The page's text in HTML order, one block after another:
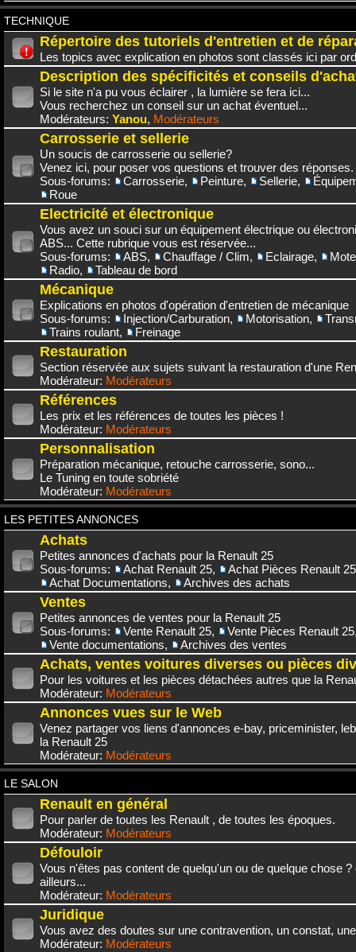
TECHNIQUE
Répertoire des tutoriels d'entretien et de
Les topics avec explication en photos sont classés ici par
Description des spécificités et conseils
Si le site n'a pu vous éclairer , la lumière se fera ici...
Vous recherchez un conseil sur un achat éventuel...
Modérateurs: Yanou, Modérateurs
Carrosserie et sellerie
Un soucis de carrosserie ou sellerie?
Venez ici, pour poser vos questions et trouver des réponses.
Sous-forums:
Carrosserie, Peinture, Sellerie,
Roue
Electricité et électronique
Vous avez un souci sur un équipement électrique ou
ABS... Cette rubrique vous est réservée...
Sous-forums:
ABS, Chauffage / Clim, Eclairage,
Radio, Tableau de bord
Mécanique
Explications en photos d'opération d'entretien de mécanique
Sous-forums:
Injection/Carburation, Motorisation,
Trains roulant, Freinage
Restauration
Section réservée aux sujets suivant la restauration d'une
Modérateur: Modérateurs
Références
Les prix et les références de toutes les pièces !
Modérateur: Modérateurs
Personnalisation
Préparation mécanique, retouche carrosserie, sono...
Le Tuning en toute sobriété
Modérateur: Modérateurs
LES PETITES ANNONCES
Achats
Petites annonces d'achats pour la Renault 25
Sous-forums:
Achat Renault 25,
Achat Pièces Renault 25
Achat Documentations, Archives des achats
Ventes
Petites annonces de ventes pour la Renault 25
Sous-forums:
Vente Renault 25, Vente Pièces Renault 25
Vente documentations, Archives des ventes
Achats, ventes voitures diverses ou pièces
Pour les voitures et les pièces détachées autres que la
Modérateur: Modérateurs
Annonces vues sur le Web
Venez partager vos liens d'annonces e-bay, priceminister,
la Renault 25
Modérateur: Modérateurs
LE SALON
Renault en général
Pour parler de toutes les Renault , de toutes les époques.
Modérateur: Modérateurs
Défouloir
Vous n'êtes pas content de quelqu'un ou de quelque chose
ailleurs...
Modérateur: Modérateurs
Juridique
Vous avez des doutes sur une contravention, un constat,
Modérateur: Modérateurs